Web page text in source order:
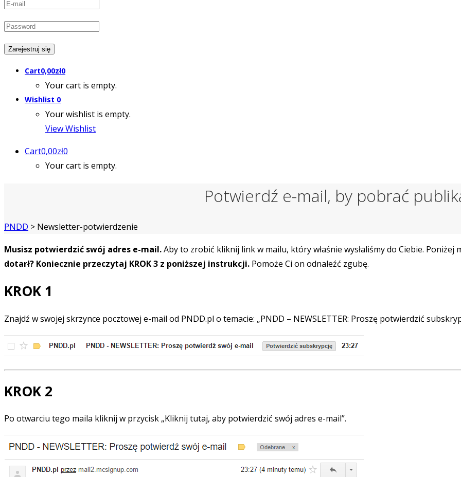
Cart0,00zł0
Your cart is empty.
Wishlist 0
Your wishlist is empty.
View Wishlist
Cart0,00zł0
Your cart is empty.
Potwierdź e-mail, by pobrać
PNDD > Newsletter-potwierdzenie
Musisz potwierdzić swój adres e-mail.Aby to zrobić kliknij link w mailu, który właśnie wysłaliśmy do Ciebie.
dotarł? Koniecznie przeczytaj KROK 3 z poniższej instrukcji. Pomoże Ci on odnaleźć zgubę.
KROK 1
Znajdź w swojej skrzynce pocztowej e-mail od PNDD.pl o temacie: „PNDD – NEWSLETTER: Proszę potwierdzić
KROK 2
Po otwarciu tego maila kliknij w przycisk „Kliknij tutaj, aby potwierdzić swój adres e-mail”.